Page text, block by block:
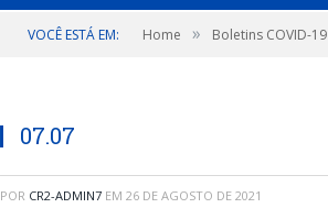
VOCÊ ESTÁ EM: Home » Boletins COVID-19
07.07
POR CR2-ADMIN7 EM 26 DE AGOSTO DE 2021